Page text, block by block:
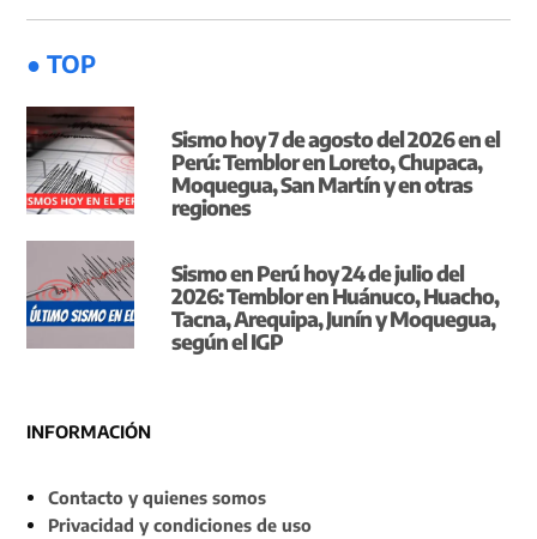
● TOP
Sismo hoy 7 de agosto del 2026 en el
Perú: Temblor en Loreto, Chupaca,
Moquegua, San Martín y en otras
regiones
Sismo en Perú hoy 24 de julio del
2026: Temblor en Huánuco, Huacho,
Tacna, Arequipa, Junín y Moquegua,
según el IGP
INFORMACIÓN
Contacto y quienes somos
Privacidad y condiciones de uso